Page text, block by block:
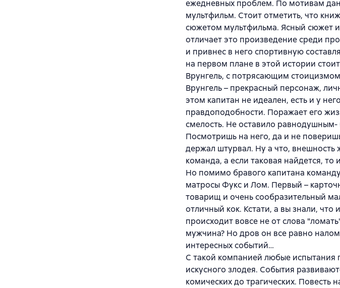
ежедневных проблем. По мотивам
мультфильм. Стоит отметить, что
сюжетом мультфильма. Ясный сюжет
отличает это произведение среди
и привнес в него спортивную
на первом плане в этой истории
Врунгель, с потрясающим
Врунгель – прекрасный персонаж,
этом капитан не идеален, есть и у
правдоподобности. Поражает его
смелость. Не оставило равнодушным-
Посмотришь на него, да и не
держал штурвал. Ну а что,
команда, а если таковая найдется, то
Но помимо бравого капитана
матросы Фукс и Лом. Первый –
товарищ и очень сообразительный
отличный кок. Кстати, а вы знали,
происходит вовсе не от слова
мужчина? Но дров он все равно
интересных событий…
С такой компанией любые испытания
искусного злодея. События
комических до трагических.